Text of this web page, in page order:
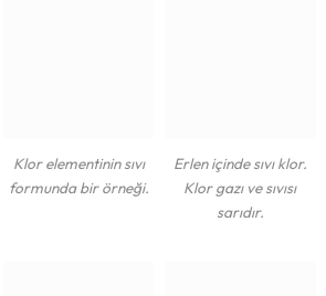
Klor elementinin sıvı
formunda bir örneği.
Erlen içinde sıvı klor.
Klor gazı ve sıvısı
sarıdır.